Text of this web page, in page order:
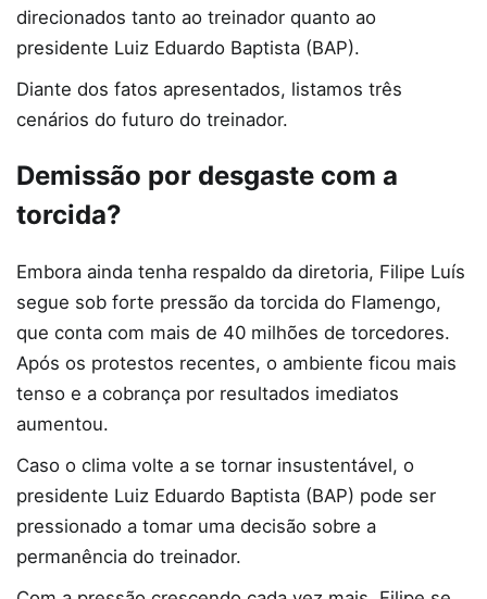
direcionados tanto ao treinador quanto ao
presidente Luiz Eduardo Baptista (BAP).
Diante dos fatos apresentados, listamos três
cenários do futuro do treinador.
Demissão por desgaste com a
torcida?
Embora ainda tenha respaldo da diretoria, Filipe Luís
segue sob forte pressão da torcida do Flamengo,
que conta com mais de 40 milhões de torcedores.
Após os protestos recentes, o ambiente ficou mais
tenso e a cobrança por resultados imediatos
aumentou.
Caso o clima volte a se tornar insustentável, o
presidente Luiz Eduardo Baptista (BAP) pode ser
pressionado a tomar uma decisão sobre a
permanência do treinador.